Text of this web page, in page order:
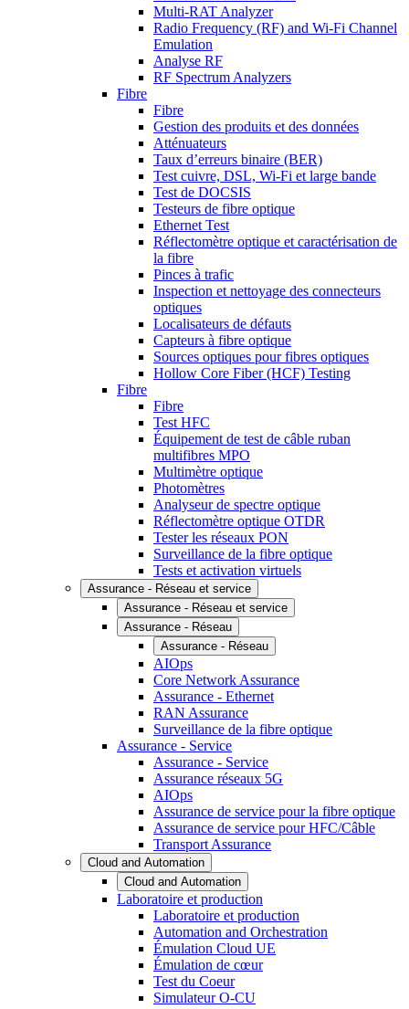
Multi-RAT Analyzer
Radio Frequency (RF) and Wi-Fi Channel
Emulation
Analyse RF
RF Spectrum Analyzers
Fibre
Fibre
Gestion des produits et des données
Atténuateurs
Taux d’erreurs binaire (BER)
Test cuivre, DSL, Wi-Fi et large bande
Test de DOCSIS
Testeurs de fibre optique
Ethernet Test
Réflectomètre optique et caractérisation de
la fibre
Pinces à trafic
Inspection et nettoyage des connecteurs
optiques
Localisateurs de défauts
Capteurs à fibre optique
Sources optiques pour fibres optiques
Hollow Core Fiber (HCF) Testing
Fibre
Fibre
Test HFC
Équipement de test de câble ruban
multifibres MPO
Multimètre optique
Photomètres
Analyseur de spectre optique
Réflectomètre optique OTDR
Tester les réseaux PON
Surveillance de la fibre optique
Tests et activation virtuels
Assurance - Réseau et service
Assurance - Réseau et service
Assurance - Réseau
Assurance - Réseau
AIOps
Core Network Assurance
Assurance - Ethernet
RAN Assurance
Surveillance de la fibre optique
Assurance - Service
Assurance - Service
Assurance réseaux 5G
AIOps
Assurance de service pour la fibre optique
Assurance de service pour HFC/Câble
Transport Assurance
Cloud and Automation
Cloud and Automation
Laboratoire et production
Laboratoire et production
Automation and Orchestration
Émulation Cloud UE
Émulation de cœur
Test du Coeur
Simulateur O-CU